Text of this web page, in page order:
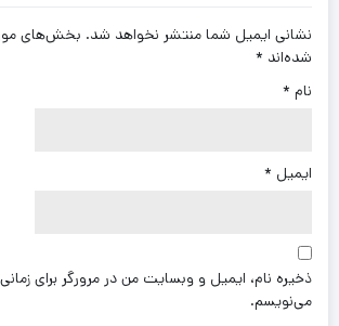
نشانی ایمیل شما منتشر نخواهد شد. بخش‌های
شده‌اند *
نام *
ایمیل *
ذخیره نام، ایمیل و وبسایت من در مرورگر برای
می‌نویسم.